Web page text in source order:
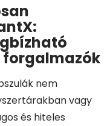
nem
vagy
és hiteles